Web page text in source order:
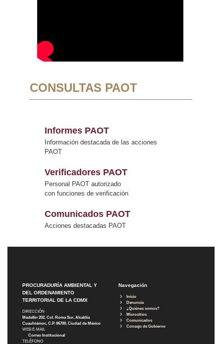
CONSULTAS PAOT
Informes PAOT
Información destacada de las acciones
PAOT
Verificadores PAOT
Personal PAOT autorizado
con funciones de verificación
Comunicados PAOT
Acciones destacadas PAOT
PROCURADURÍA AMBIENTAL Y
DEL ORDENAMIENTO
TERRITORIAL DE LA CDMX
DIRECCIÓN
Medellín 202, Col. Roma Sur, Alcaldía
Cuauhtémoc, C.P. 06700, Ciudad de México
WEB E-MAIL
Correo Institucional
TELÉFONO
Navegación
Inicio
Denuncia
¿Quiénes somos?
Micrositios
Comunicados
Consejo de Gobierno